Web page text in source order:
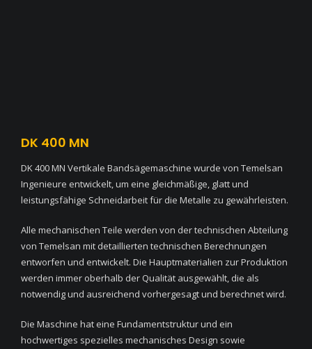
DK 400 MN
DK 400 MN Vertikale Bandsägemaschine wurde von Temelsan
Ingenieure entwickelt, um eine gleichmäßige, glatt und
leistungsfähige Schneidarbeit für die Metalle zu gewährleisten.
Alle mechanischen Teile werden von der technischen Abteilung
von Temelsan mit detaillierten technischen Berechnungen
entworfen und entwickelt. Die Hauptmaterialien zur Produktion
werden immer oberhalb der Qualität ausgewählt, die als
notwendig und ausreichend vorhergesagt und berechnet wird.
Die Maschine hat eine Fundamentstruktur und ein
hochwertiges spezielles mechanisches Design sowie